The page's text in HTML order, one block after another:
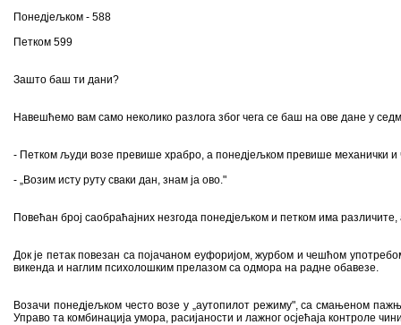
Понедјељком - 588
Петком 599
Зашто баш ти дани?
Навешћемо вам само неколико разлога због чега се баш на ове дане у
- Петком људи возе превише храбро, а понедјељком превише механички и
- „Возим исту руту сваки дан, знам ја ово."
Повећан број саобраћајних незгода понедјељком и петком има различите,
Док је петак повезан са појачаном еуфоријом, журбом и чешћом
викенда и наглим психолошким прелазом са одмора на радне обавезе.
Возачи понедјељком често возе у „аутопилот режиму", са смањеном
Управо та комбинација умора, расијаности и лажног осјећаја контроле